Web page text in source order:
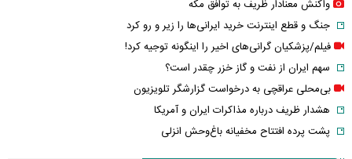
واکنش معنادار ظریف به توافق مکه
جنگ و قطع اینترنت خرید ایرانی‌ها را زیر و رو کرد
فیلم/پزشکیان گرانی‌های اخیر را اینگونه توجیه کرد!
سهم ایران از نفت و گاز خزر چقدر است؟
بی‌محلی عراقچی به درخواست گزارشگر تلویزیون
هشدار ظریف درباره مذاکرات ایران و آمریکا
پشت پرده افتتاح مخفیانه باغ‌وحش انزلی